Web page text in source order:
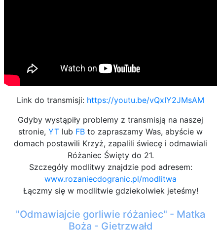
Link do transmisji: https://youtu.be/vQxIY2JMsAM
Gdyby wystąpiły problemy z transmisją na naszej
stronie, YT lub FB to zapraszamy Was, abyście w
domach postawili Krzyż, zapalili świecę i odmawiali
Różaniec Święty do 21.
Szczegóły modlitwy znajdzie pod adresem:
www.rozaniecdogranic.pl/modlitwa
Łączmy się w modlitwie gdziekolwiek jeteśmy!
"Odmawiajcie gorliwie różaniec" - Matka
Boża - Gietrzwałd